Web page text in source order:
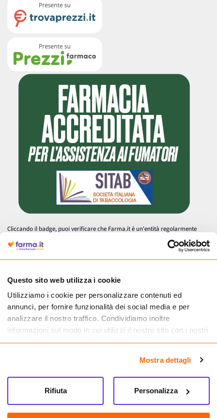
Questo sito web utilizza i cookie
Utilizziamo i cookie per personalizzare contenuti ed
annunci, per fornire funzionalità dei social media e per
analizzare il nostro traffico. Condividiamo inoltre
informazioni sul modo in cui utilizzi il nostro sito con i nostri
partner che si occupano di analisi dei dati web, pubblicità e
informazioni che hai fornito loro o che hanno raccolto dal
tuo utilizzo dei loro servizi.
Mostra dettagli
Personalizza
Rifiuta
Cliccando il badge, puoi verificare che Farma.it è un'entità regolarmente
autorizzata dal Ministero della Salute a effettuare la vendita online di
medicinali.
Farma.it S.a.s. P. IVA 07417261216 REA: NA-884088
CREDITS